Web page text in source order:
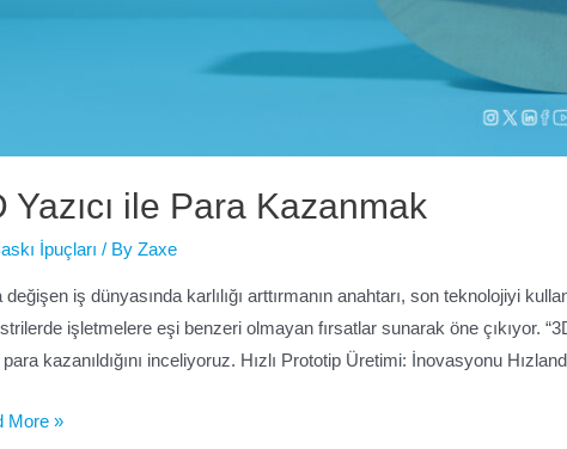
Yazıcı ile Para Kazanmak
İpuçları / ByZaxe
değişen iş dünyasında karlılığı arttırmanın anahtarı, son teknolojiyi
işletmelere eşi benzeri olmayan fırsatlar sunarak öne çıkıyor.
para kazanıldığını inceliyoruz. Hızlı Prototip Üretimi: İnovasyonu
More »